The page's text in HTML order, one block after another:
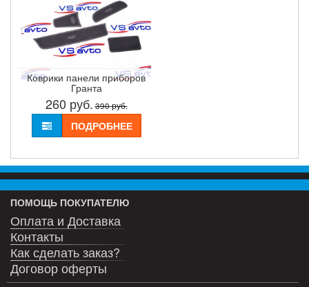
Коврики панели приборов
Гранта
260 руб. 390руб.
ПОДРОБНЕЕ
ПОМОЩЬ ПОКУПАТЕЛЮ
Оплата и Доставка
Контакты
Как сделать заказ?
Договор оферты